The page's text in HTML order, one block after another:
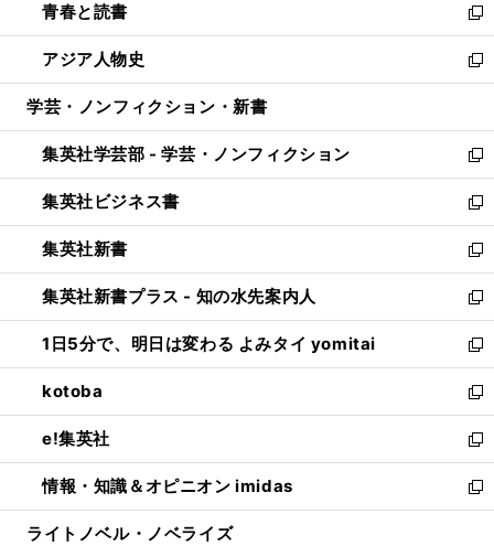
で
開
く
ド
ウ
で
開
ィ
ン
ド
ウ
開
く
い
ウ
ィ
ン
ウ
で
開
く
青春と読書
新
し
い
ウ
ン
ド
ウ
で
開
く
アジア人物史
新
し
ウ
ィ
ン
ド
ウ
で
開
く
学芸・ノンフィクション・新書
集英社学芸部 - 学芸・ノンフィクション
新
し
い
ウ
ィ
ン
ド
ウ
で
開
く
集英社ビジネス書
新
し
い
ウ
ィ
ン
ド
ウ
で
開
く
集英社新書
新
し
い
ウ
ィ
ン
ド
ウ
で
開
く
集英社新書プラス - 知の水先案内人
新
し
い
ウ
ィ
ン
ド
ウ
で
開
1日5分で、明日は変わる よみタイ yomitai
新
し
い
ウ
ィ
ン
ド
ウ
kotoba
新
し
い
ウ
ィ
ン
e!集英社
新
し
い
ウ
情報・知識＆オピニオン imidas
新
し
ライトノベル・ノベライズ